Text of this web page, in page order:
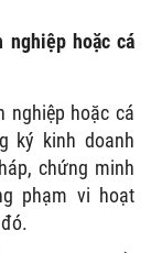
nghiệp hoặc cá
nghiệp hoặc cá
ký kinh doanh
chứng minh
phạm vi hoạt